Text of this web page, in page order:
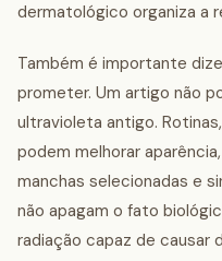
dermatológico organiza a
Também é importante
prometer. Um artigo não
ultravioleta antigo.
podem melhorar
manchas selecionadas e
não apagam o fato
radiação capaz de causar